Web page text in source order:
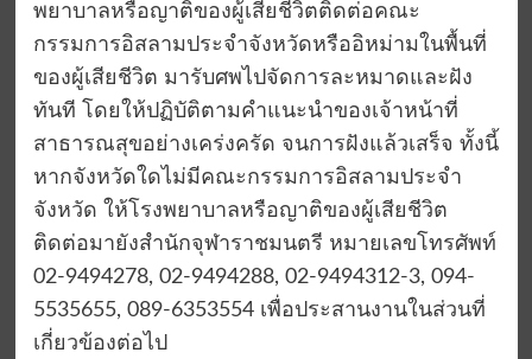
พยาบาลหรือญาติของผู้เสียชีวิตติดต่อคณะ
กรรมการอิสลามประจำจังหวัดหรืออิหม่ามในพื้นที่
ของผู้เสียชีวิต มารับศพไปจัดการละหมาดและฝัง
ทันที โดยให้ปฏิบัติตามคำแนะนำของเจ้าหน้าที่
สาธารณสุขอย่างเคร่งครัด จนการฝังแล้วเสร็จ ทั้งนี้
หากจังหวัดใดไม่มีคณะกรรมการอิสลามประจำ
จังหวัด ให้โรงพยาบาลหรือญาติของผู้เสียชีวิต
ติดต่อมายังสำนักจุฬาราชมนตรี หมายเลขโทรศัพท์
02-9494278, 02-9494288, 02-9494312-3, 094-
5535655, 089-6353554 เพื่อประสานงานในส่วนที่
เกี่ยวข้องต่อไป